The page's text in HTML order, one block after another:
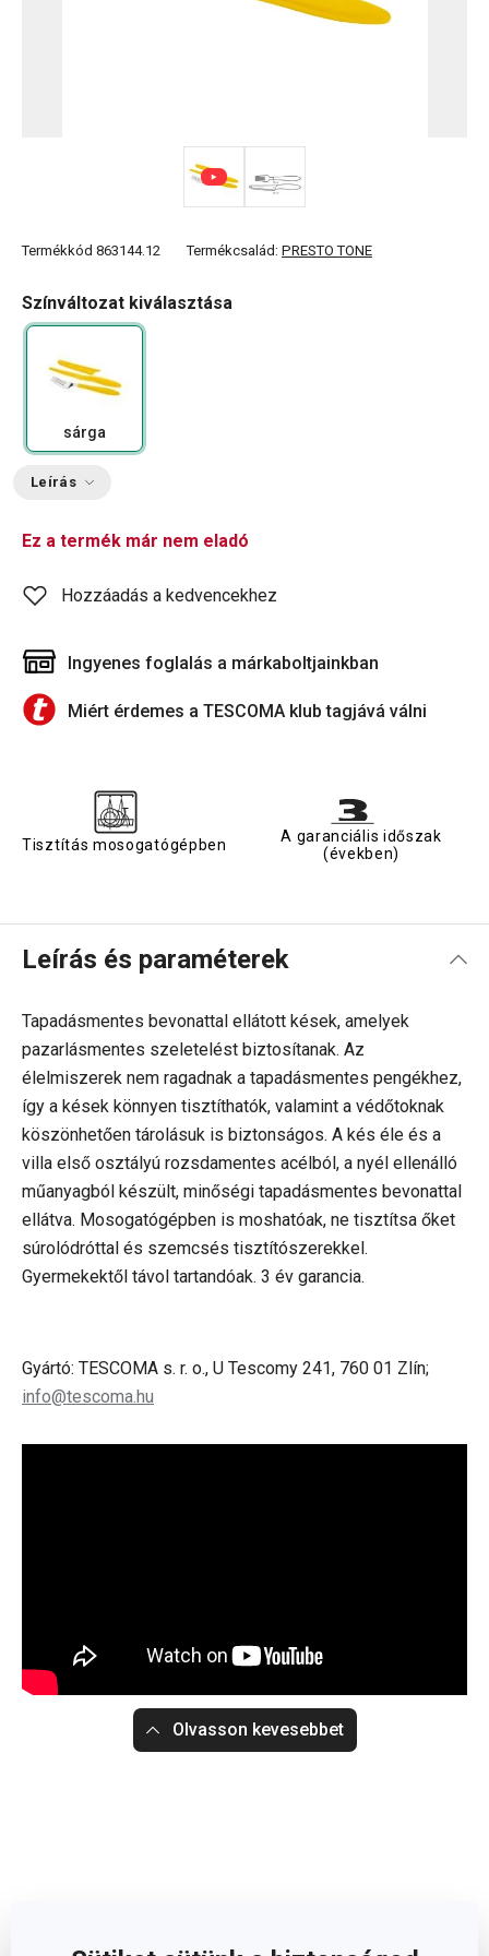
Termékkód 863144.12 Termékcsalád: PRESTO TONE
Színváltozat kiválasztása
sárga
Leírás
Ez a termék már nem eladó
Hozzáadás a kedvencekhez
Ingyenes foglalás a márkaboltjainkban
Miért érdemes a TESCOMA klub tagjává válni
Tisztítás mosogatógépben
A garanciális időszak
(években)
Leírás és paraméterek
Tapadásmentes bevonattal ellátott kések, amelyek
pazarlásmentes szeletelést biztosítanak. Az
élelmiszerek nem ragadnak a tapadásmentes pengékhez,
így a kések könnyen tisztíthatók, valamint a védőtoknak
köszönhetően tárolásuk is biztonságos. A kés éle és a
villa első osztályú rozsdamentes acélból, a nyél ellenálló
műanyagból készült, minőségi tapadásmentes bevonattal
ellátva. Mosogatógépben is moshatóak, ne tisztítsa őket
súrolódróttal és szemcsés tisztítószerekkel.
Gyermekektől távol tartandóak. 3 év garancia.
Gyártó: TESCOMA s. r. o., U Tescomy 241, 760 01 Zlín;
info@tescoma.hu
Olvasson kevesebbet